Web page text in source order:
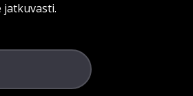
jatkuvasti.